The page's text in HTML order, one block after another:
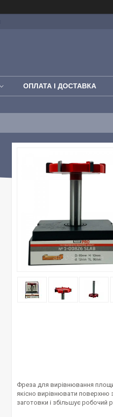
ОПЛАТА І ДОСТАВКА
Фреза для вирівнювання
якісно вирівнювати поверхню
заготовки і збільшує